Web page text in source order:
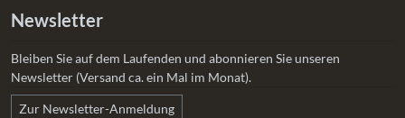
Newsletter
Bleiben Sie auf dem Laufenden und abonnieren Sie unseren
Newsletter (Versand ca. ein Mal im Monat).
Zur Newsletter-Anmeldung